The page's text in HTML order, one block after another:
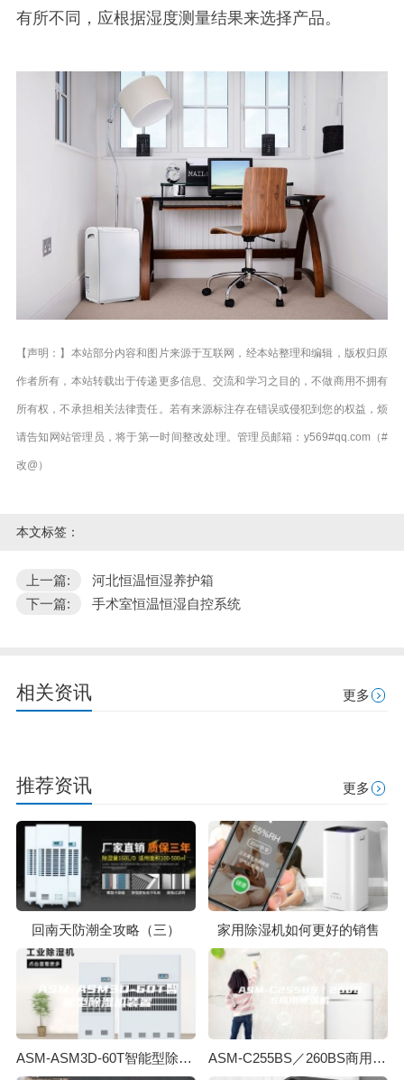
有所不同，应根据湿度测量结果来选择产品。
【声明：】本站部分内容和图片来源于互联网，经本站整理和编辑，版权归原
作者所有，本站转载出于传递更多信息、交流和学习之目的，不做商用不拥有
所有权，不承担相关法律责任。若有来源标注存在错误或侵犯到您的权益，烦
请告知网站管理员，将于第一时间整改处理。管理员邮箱：y569#qq.com（#
改@）
本文标签：
上一篇:
河北恒温恒湿养护箱
下一篇:
手术室恒温恒湿自控系统
相关资讯 更多
推荐资讯 更多
回南天防潮全攻略（三） 家用除湿机如何更好的销售
ASM-ASM3D-60T智能型除湿机装置 ASM-C255BS／260BS商用除湿机